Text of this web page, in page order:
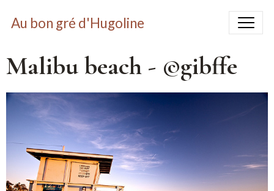
Au bon gré d'Hugoline
Malibu beach - ©gibffe